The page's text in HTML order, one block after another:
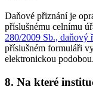
Daňové přiznání je
příslušnému celnímu
280/2009 Sb., daňový
příslušném formuláři
elektronickou podobou.
8. Na které